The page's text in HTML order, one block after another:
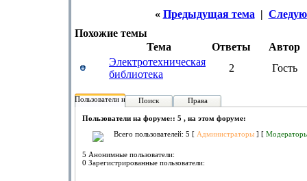
« Предыдущая тема |
Похожие темы
Тема
Ответы
Автор
Электротехническая
библиотека
2 Гость
Пользователи на форуме:
Поиск Права
Пользователи на форуме:: 5 , на этом форуме:
Всего пользователей: 5 [ Администраторы ] [
5 Анонимные пользователи:
0 Зарегистрированные пользователи: